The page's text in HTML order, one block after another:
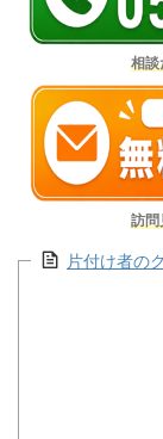
相談
訪問
片付け者の